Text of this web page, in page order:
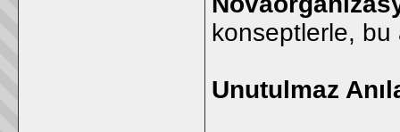
konseptlerle, bu
Unutulmaz